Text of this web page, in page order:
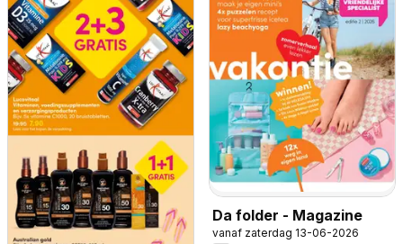
Da folder - Magazine
vanaf zaterdag 13-06-2026